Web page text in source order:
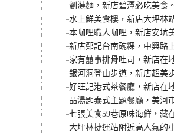
劉漣麵，新店碧潭必吃美食
水上鮮美食樓，新店大坪林
本咖哩職人咖哩，新店安坑
新店鄭記台南碗粿，中興路
家有囍事排骨吐司，新店在
銀河洞登山步道，新店超美
好旺記港式茶餐廳，新店在
晶湯匙泰式主題餐廳，美河
七張美食59巷原味海鮮，藏
大坪林捷運站附近高人氣的